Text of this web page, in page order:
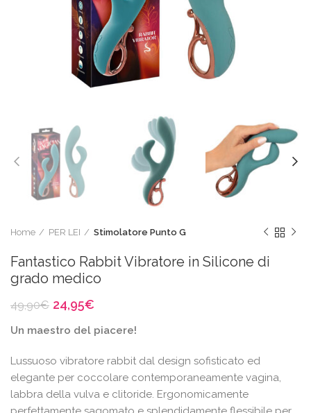
Home PER LEI Stimolatore Punto G
Fantastico Rabbit Vibratore in Silicone di
grado medico
49,90€ Il
originale
49,90€.
24,95€
attuale
24,95€.
Un maestro del piacere!
Lussuoso vibratore rabbit dal design sofisticato ed
elegante per coccolare contemporaneamente vagina,
labbra della vulva e clitoride. Ergonomicamente